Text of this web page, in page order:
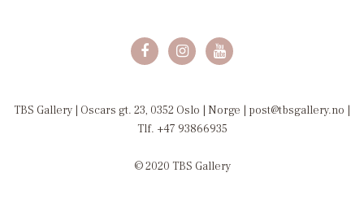
TBS Gallery | Oscars gt. 23, 0352 Oslo | Norge | post@tbsgallery.no |
Tlf. +47 93866935
© 2020 TBS Gallery